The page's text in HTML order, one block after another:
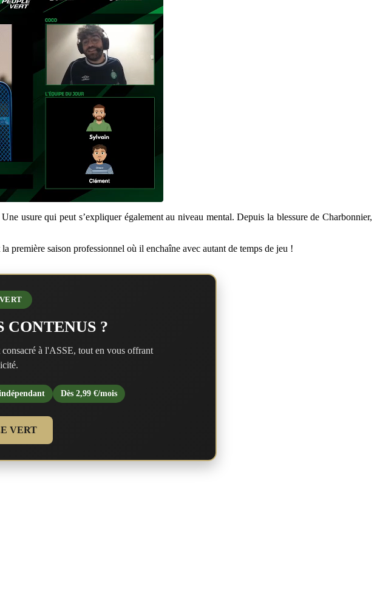
usure qui peut s’expliquer également au niveau mental. Depuis la blessure de Charbonnier,
première saison professionnel où il enchaîne avec autant de temps de jeu !
CONTENUS ?
à l'ASSE, tout en vous offrant
Dès 2,99 €/mois
VERT